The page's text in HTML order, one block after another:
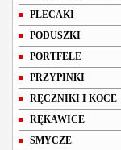
PLECAKI
PODUSZKI
PORTFELE
PRZYPINKI
RĘCZNIKI I KOCE
RĘKAWICE
SMYCZE